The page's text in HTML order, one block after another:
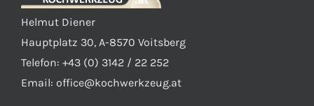
Helmut Diener
Hauptplatz 30, A-8570 Voitsberg
Telefon: +43 (0) 3142 / 22 252
Email: office@kochwerkzeug.at